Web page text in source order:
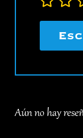
de
Aún no hay